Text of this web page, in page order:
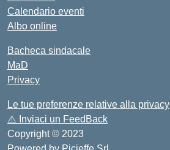
Calendario eventi
Albo online
Bacheca sindacale
MaD
Privacy
Le tue preferenze relative alla privacy
⚠️ Inviaci un FeedBack
Copyright © 2023